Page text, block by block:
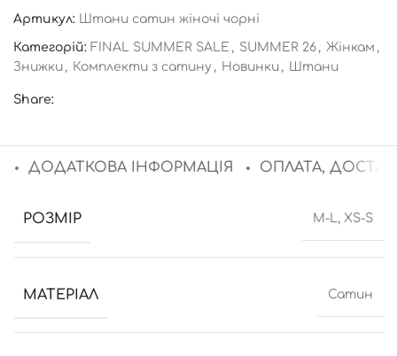
Артикул: Штани сатин жіночі чорні
Категорій: FINAL SUMMER SALE , SUMMER 26 , Жінкам ,
Знижки , Комплекти з сатину , Новинки , Штани
Share:
ДОДАТКОВА ІНФОРМАЦІЯ ОПЛАТА,
РОЗМІР M-L, XS-S
МАТЕРІАЛ Сатин